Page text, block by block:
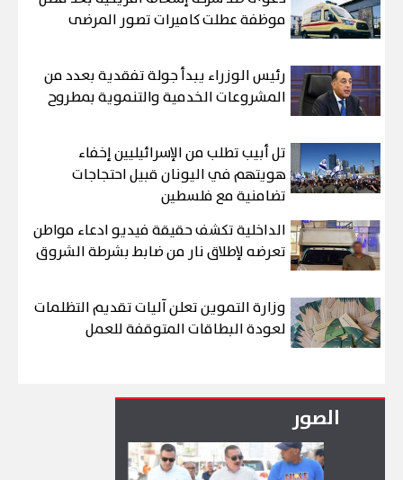
موظفة عطلت كاميرات تصور المرضى
رئيس الوزراء يبدأ جولة تفقدية بعدد من
المشروعات الخدمية والتنموية بمطروح
تل أبيب تطلب من الإسرائيليين إخفاء
هويتهم في اليونان قبيل احتجاجات
تضامنية مع فلسطين
الداخلية تكشف حقيقة فيديو ادعاء مواطن
تعرضه لإطلاق نار من ضابط بشرطة الشروق
وزارة التموين تعلن آليات تقديم التظلمات
لعودة البطاقات المتوقفة للعمل
الصور